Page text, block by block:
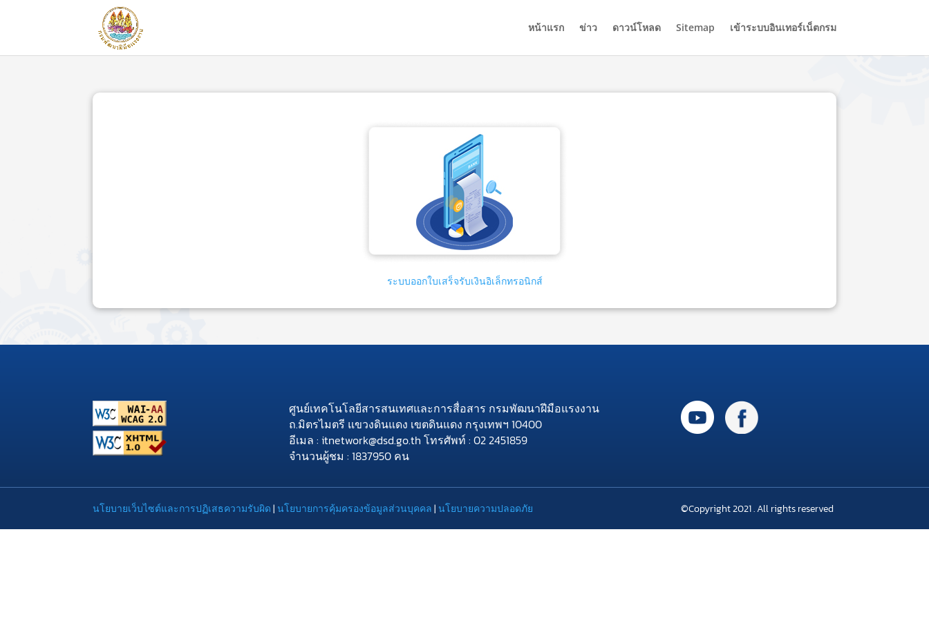
หน้าแรก ข่าว ดาวน์โหลด Sitemap เข้าระบบอินเทอร์เน็ตกรม
ระบบออกใบเสร็จรับเงินอิเล็กทรอนิกส์
ศูนย์เทคโนโลยีสารสนเทศและการสื่อสาร กรมพัฒนาฝีมือแรงงาน
ถ.มิตรไมตรี แขวงดินแดง เขตดินแดง กรุงเทพฯ 10400
อีเมล : itnetwork@dsd.go.th โทรศัพท์ : 02 2451859
จำนวนผู้ชม : 1837950 คน
นโยบายเว็บไซต์และการปฏิเสธความรับผิด|นโยบายการคุ้มครองข้อมูลส่วนบุคคล|นโยบายความปลอดภัย ©Copyright 2021 . All rights reserved